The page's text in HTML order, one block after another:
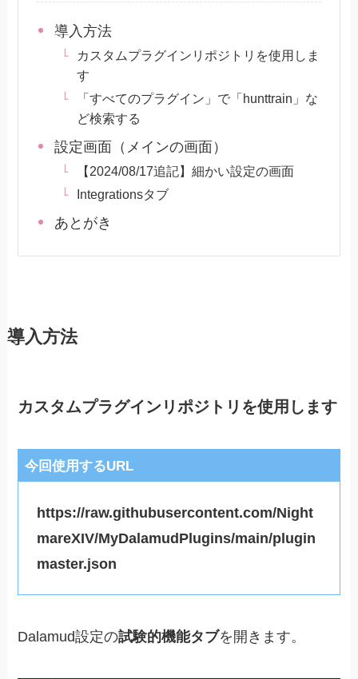
導入方法
カスタムプラグインリポジトリを使用しま
す
「すべてのプラグイン」で「hunttrain」な
ど検索する
設定画面（メインの画面）
【2024/08/17追記】細かい設定の画面
Integrationsタブ
あとがき
導入方法
カスタムプラグインリポジトリを使用します
今回使用するURL
https://raw.githubusercontent.com/Night
mareXIV/MyDalamudPlugins/main/plugin
master.json
Dalamud設定の試験的機能タブを開きます。